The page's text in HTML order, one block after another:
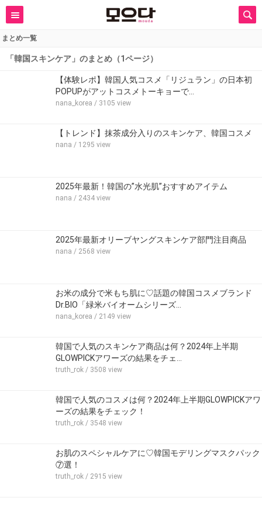
まとめ一覧
「韓国スキンケア」のまとめ（1ページ）
【体験レポ】韓国人気コスメ「リジュラン」の日本初
POPUPがアットコスメトーキョーで…
nana_korea / 3105 view
【トレンド】抹茶成分入りのスキンケア、韓国コスメ
nana / 1295 view
2025年最新！韓国の”水光肌”おすすめアイテム
nana / 2434 view
2025年最新オリーブヤングスキンケア部門注目商品
nana / 2568 view
お米の成分で米もち肌に♡話題の韓国コスメブランド
Dr.BIO「緑米バイオームシリーズ…
nana_korea / 2149 view
韓国で人気のスキンケア商品は何？2024年上半期
GLOWPICKアワーズの結果をチェ…
truth_rok / 3508 view
韓国で人気のコスメは何？2024年上半期GLOWPICKアワ
ーズの結果をチェック！
truth_rok / 3548 view
お肌のスペシャルケアに♡韓国モデリングマスクパック
⑦選！
truth_rok / 2915 view